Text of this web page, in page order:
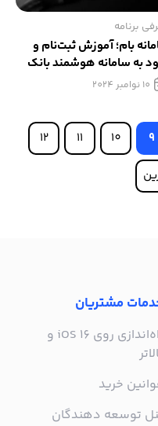
برنامه
بام؛ آموزش ثبت‌نام و
به سامانه هوشمند بانک
10 نوامبر 2024
9
10
11
12
مشتریان
راه‌اندازی روی iOS 16 و
خرید
توسعه دهندگان